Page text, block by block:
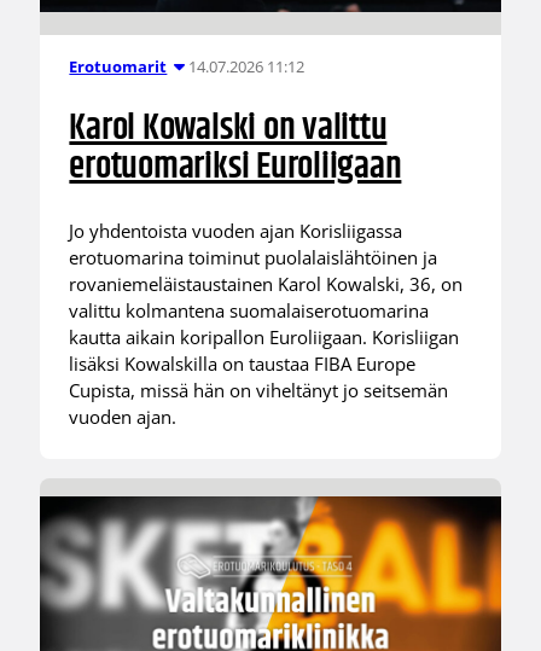
Erotuomarit 14.07.2026 11:12
Karol Kowalski on valittu
erotuomariksi Euroliigaan
Jo yhdentoista vuoden ajan Korisliigassa
erotuomarina toiminut puolalaislähtöinen ja
rovaniemeläistaustainen Karol Kowalski, 36, on
valittu kolmantena suomalaiserotuomarina
kautta aikain koripallon Euroliigaan. Korisliigan
lisäksi Kowalskilla on taustaa FIBA Europe
Cupista, missä hän on viheltänyt jo seitsemän
vuoden ajan.